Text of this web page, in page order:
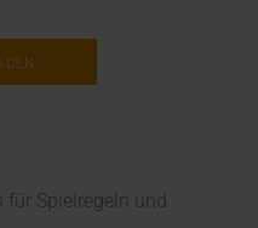
für Spielregeln und